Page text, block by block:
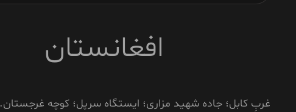
افغانستان
غربِ کابل؛ جاده شهید مزاری؛ ایستگاه سرپل؛ کوچه غرجستان.